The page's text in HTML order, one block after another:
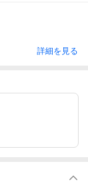
詳細を見る